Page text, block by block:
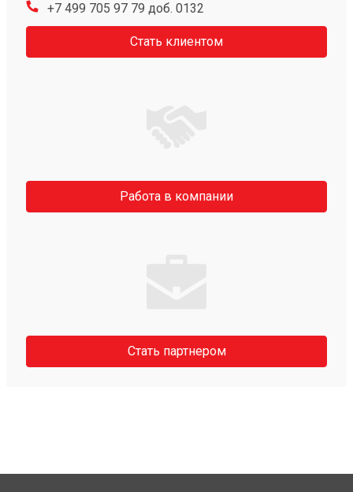
+7 499 705 97 79 доб. 0132
Стать клиентом
Работа в компании
Стать партнером